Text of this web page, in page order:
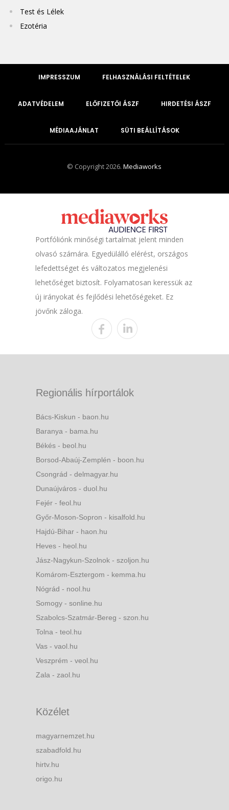
Test és Lélek
Ezotéria
IMPRESSZUM FELHASZNÁLÁSI FELTÉTELEK
ADATVÉDELEM ELŐFIZETŐI ÁSZF HIRDETÉSI ÁSZF
MÉDIAAJÁNLAT SÜTI BEÁLLÍTÁSOK
© Copyright 2026.Mediaworks
Portfóliónk minőségi tartalmat jelent minden
olvasó számára. Egyedülálló elérést, országos
lefedettséget és változatos megjelenési
lehetőséget biztosít. Folyamatosan keressük az
új irányokat és fejlődési lehetőségeket. Ez
jövőnk záloga.
Regionális hírportálok
Bács-Kiskun - baon.hu
Baranya - bama.hu
Békés - beol.hu
Borsod-Abaúj-Zemplén - boon.hu
Csongrád - delmagyar.hu
Dunaújváros - duol.hu
Fejér - feol.hu
Győr-Moson-Sopron - kisalfold.hu
Hajdú-Bihar - haon.hu
Heves - heol.hu
Jász-Nagykun-Szolnok - szoljon.hu
Komárom-Esztergom - kemma.hu
Nógrád - nool.hu
Somogy - sonline.hu
Szabolcs-Szatmár-Bereg - szon.hu
Tolna - teol.hu
Vas - vaol.hu
Veszprém - veol.hu
Zala - zaol.hu
Közélet
magyarnemzet.hu
szabadfold.hu
hirtv.hu
origo.hu